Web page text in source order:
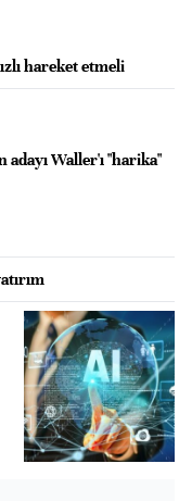
hareket etmeli
adayı Waller'ı "harika"